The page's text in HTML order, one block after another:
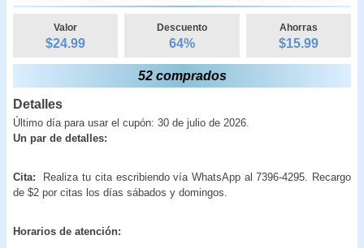
Valor
$24.99
Descuento
64%
Ahorras
$15.99
52 comprados
Detalles
Último día para usar el cupón: 30 de julio de 2026.
Un par de detalles:
Cita:
Realiza tu cita escribiendo vía WhatsApp al 7396-4295. Recargo
de $2 por citas los días sábados y domingos.
Horarios de atención: